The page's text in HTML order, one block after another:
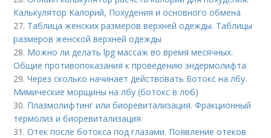
Калькулятор Калорий, Похудения и основного обмена
27. Таблица женских размеров верхней одежды. Таблицы
размеров женской верхней одежды
28. Можно ли делать lpg массаж во время месячных.
Общие противопоказания к проведению эндермолифта
29.Через сколько начинает действовать Ботокс на лбу.
Мимические морщины на лбу (ботокс в лоб)
30. Плазмолифтинг или биоревитализация. Фракционный
термолиз и биоревитализация
31.Отек после ботокса под глазами. Появление отеков